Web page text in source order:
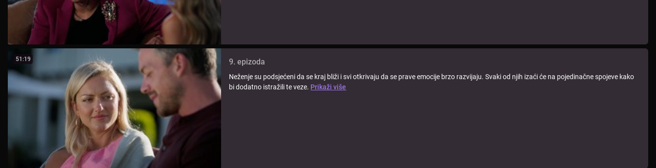
51:19 9. epizoda
Neženje su podsjećeni da se kraj bliži i svi otkrivaju da se prave emocije brzo razvijaju. Svaki od njih izaći će na pojedinačne spojeve kako
bi dodatno istražili te veze. Prikaži više